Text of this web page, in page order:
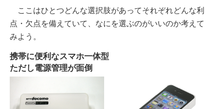
ここはひとつどんな選択肢があってそれぞれどんな利
点・欠点を備えていて、なにを選ぶのがいいのか考えて
みよう。
携帯に便利なスマホ一体型
ただし電源管理が面倒